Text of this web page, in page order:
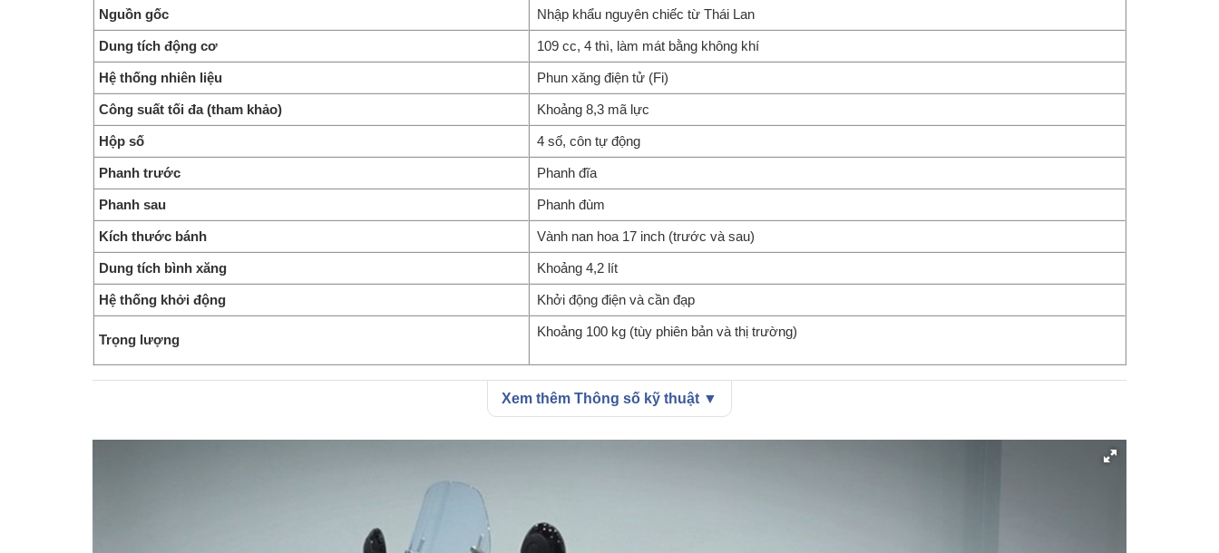
Honda CUB 110 FUJISAN - nhập Thái - cảm hứng Núi Phú Sĩ Nhật Bản 500 xe toàn cầu
Nguồn gốc Nhập khẩu nguyên chiếc từ Thái Lan
Dung tích động cơ 109 cc, 4 thì, làm mát bằng không khí
Hệ thống nhiên liệu Phun xăng điện tử (Fi)
Công suất tối đa (tham khảo) Khoảng 8,3 mã lực
Hộp số 4 số, côn tự động
Phanh trước Phanh đĩa
Phanh sau Phanh đùm
Kích thước bánh Vành nan hoa 17 inch (trước và sau)
Dung tích bình xăng Khoảng 4,2 lít
Hệ thống khởi động Khởi động điện và cần đạp
Trọng lượng
Khoảng 100 kg (tùy phiên bản và thị trường)
Xem thêm Thông số kỹ thuật ▼